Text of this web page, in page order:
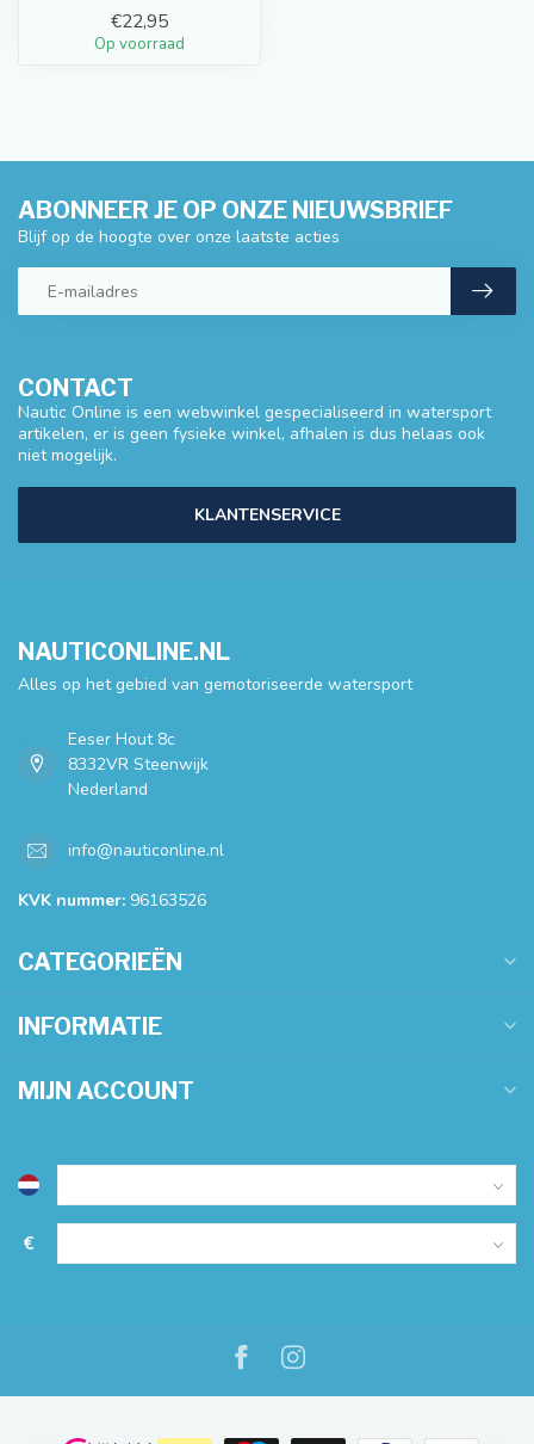
€22,95
Op voorraad
CONTACT
Nautic Online is een webwinkel gespecialiseerd in watersport
artikelen, er is geen fysieke winkel, afhalen is dus helaas ook
niet mogelijk.
KLANTENSERVICE
ABONNEER JE OP ONZE NIEUWSBRIEF
Blijf op de hoogte over onze laatste acties
NAUTICONLINE.NL
Alles op het gebied van gemotoriseerde watersport
Eeser Hout 8c
8332VR Steenwijk
Nederland
info@nauticonline.nl
KVK nummer: 96163526
CATEGORIEËN
INFORMATIE
MIJN ACCOUNT
€